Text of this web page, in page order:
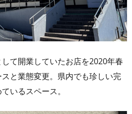
て開業していたお店を2020年春
と業態変更。県内でも珍しい完
いるスペース。